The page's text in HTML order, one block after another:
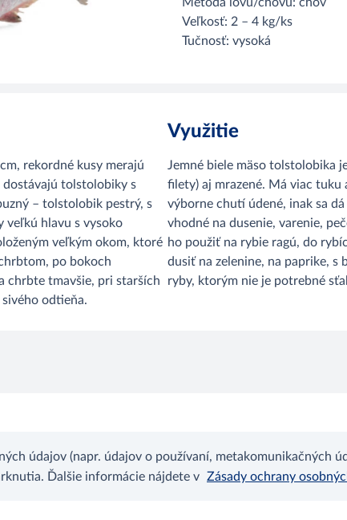
Veľkosť: 2 – 4 kg/ks
Tučnosť: vysoká
rekordné kusy merajú
dostávajú tolstolobiky s
– tolstolobik pestrý, s
veľkú hlavu s vysoko
veľkým okom, ktoré
po bokoch
chrbte tmavšie, pri starších
odtieňa.
Využitie
Jemné biele mäso tolstolobika
filety) aj mrazené. Má viac tuku
výborne chutí údené, inak sa
vhodné na dusenie, varenie,
ho použiť na rybie ragú, do
dusiť na zelenine, na paprike, s
ryby, ktorým nie je potrebné
údajov (napr. údajov o používaní, metakomunikačných
Ďalšie informácie nájdete v Zásady ochrany